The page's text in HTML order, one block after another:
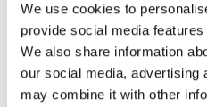
We use cookies to
provide social media
We also share information
our social media, advertising
may combine it with other
Thule smartphone bike mount
fijación de smartphone para
negro